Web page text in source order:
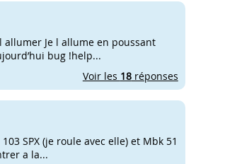
Je l allume en poussant
bug !help...
Voir les 18réponses
SPX (je roule avec elle) et Mbk 51
a la...